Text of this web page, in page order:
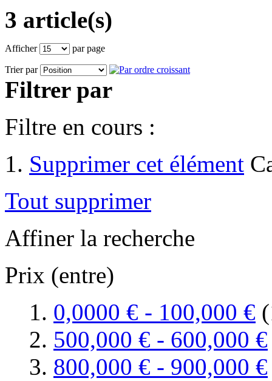
3 article(s)
Afficher par page
Trier par
Filtrer par
Filtre en cours :
Supprimer cet élément
Tout supprimer
Affiner la recherche
Prix (entre)
0,0000 € - 100,000 €
500,000 € - 600,000 €
800,000 € - 900,000 €